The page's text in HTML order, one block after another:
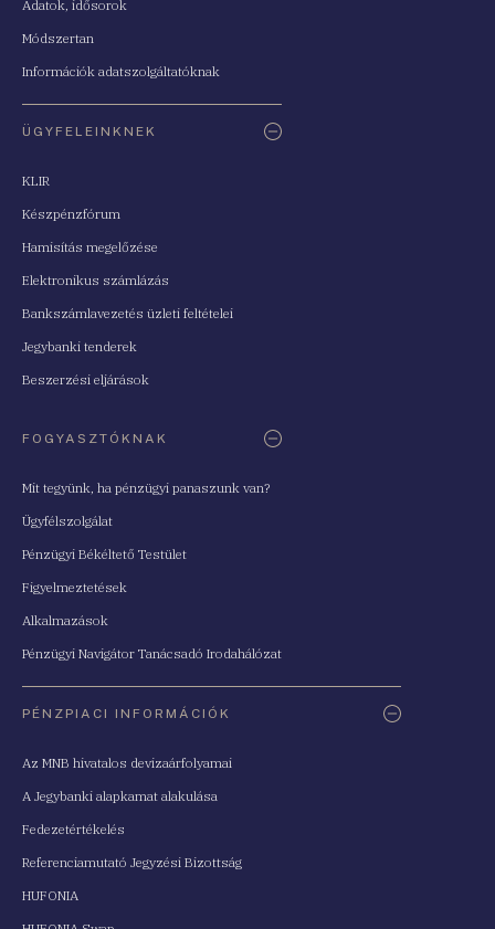
Adatok, idősorok
Módszertan
Információk adatszolgáltatóknak
ÜGYFELEINKNEK
KLIR
Készpénzfórum
Hamisítás megelőzése
Elektronikus számlázás
Bankszámlavezetés üzleti feltételei
Jegybanki tenderek
Beszerzési eljárások
FOGYASZTÓKNAK
Mit tegyünk, ha pénzügyi panaszunk van?
Ügyfélszolgálat
Pénzügyi Békéltető Testület
Figyelmeztetések
Alkalmazások
Pénzügyi Navigátor Tanácsadó Irodahálózat
PÉNZPIACI INFORMÁCIÓK
Az MNB hivatalos devizaárfolyamai
A Jegybanki alapkamat alakulása
Fedezetértékelés
Referenciamutató Jegyzési Bizottság
HUFONIA